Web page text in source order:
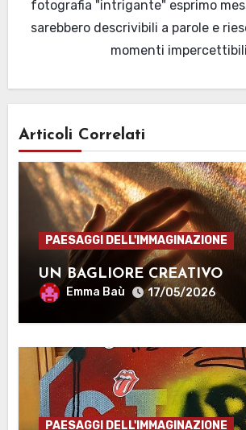
fotografia "intrigante" esprimo
sarebbero descrivibili a parole e
momenti
Articoli Correlati
PAESAGGI DELL'IMMAGINAZIONE
UN BAGLIORE CREATIVO
Emma Baù 17/05/2026
PAESAGGI DELL'IMMAGINAZIONE